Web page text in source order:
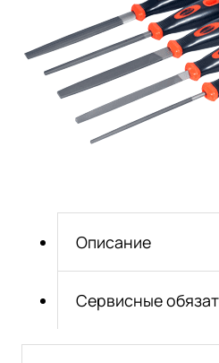
Описание
Сервисные